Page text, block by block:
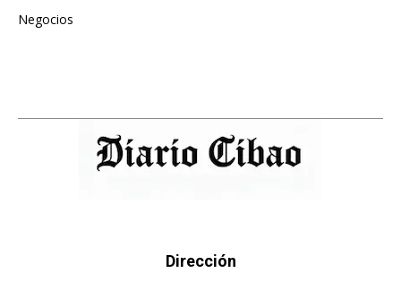
Negocios
Dirección